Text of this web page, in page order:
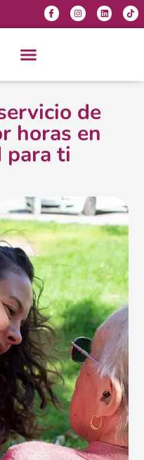
de
horas en
para ti